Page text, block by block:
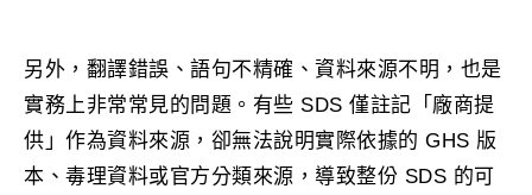
另外，翻譯錯誤、語句不精確、資料來源不明，也是
實務上非常常見的問題。有些 SDS 僅註記「廠商提
供」作為資料來源，卻無法說明實際依據的 GHS 版
本、毒理資料或官方分類來源，導致整份 SDS 的可